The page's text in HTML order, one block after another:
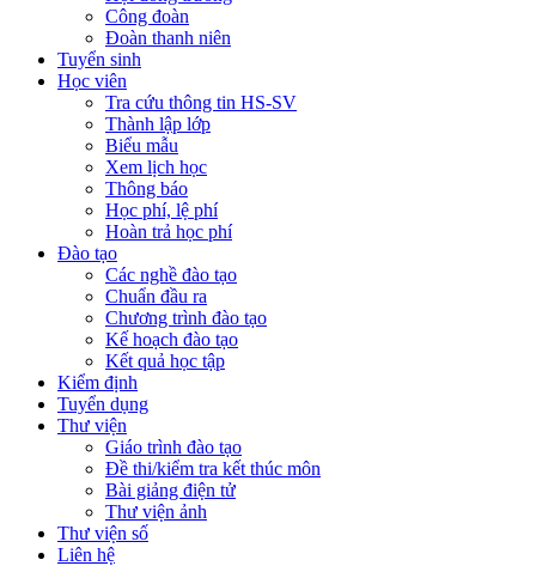
Công đoàn
Đoàn thanh niên
Tuyển sinh
Học viên
Tra cứu thông tin HS-SV
Thành lập lớp
Biểu mẫu
Xem lịch học
Thông báo
Học phí, lệ phí
Hoàn trả học phí
Đào tạo
Các nghề đào tạo
Chuẩn đầu ra
Chương trình đào tạo
Kế hoạch đào tạo
Kết quả học tập
Kiểm định
Tuyển dụng
Thư viện
Giáo trình đào tạo
Đề thi/kiểm tra kết thúc môn
Bài giảng điện tử
Thư viện ảnh
Thư viện số
Liên hệ